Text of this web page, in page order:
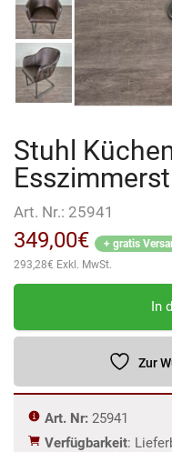
Stuhl
Art. Nr.: 25941
349,00€
+ gratis
293,28€ Exkl. MwSt.
Stuhl
Esszimmerstuhl
Coffee
Menge
In
Zur
Art. Nr: 25941
Verfügbarkeit: